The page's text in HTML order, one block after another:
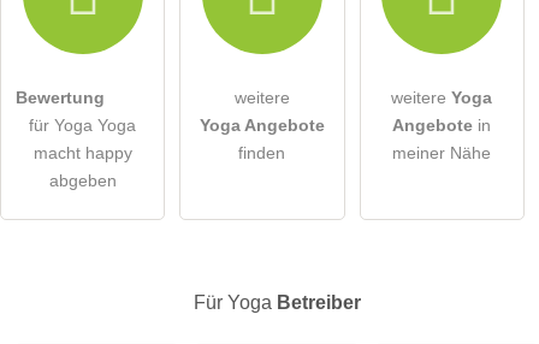
Hiermit akzeptiere ich die .
öffentliche Frage stellen Abbrechen
Hinweis:
Bewertung
für Yoga Yoga
macht happy
abgeben
weitere
Yoga Angebote
finden
weitereYoga
Angebote in
meiner Nähe
Für Yoga Betreiber